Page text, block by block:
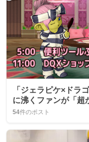
「ジェラピケ×ドラ
に沸くファンが「超
54件のポスト